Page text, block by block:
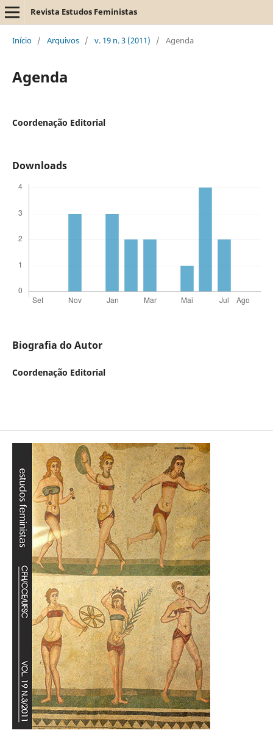
Revista Estudos Feministas
Início / Arquivos / v. 19 n. 3 (2011) / Agenda
Agenda
Coordenação Editorial
Downloads
Biografia do Autor
Coordenação Editorial